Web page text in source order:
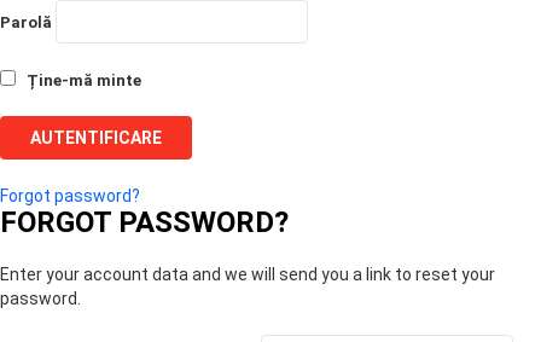
Parolă
Ține-mă minte
Forgot password?
FORGOT PASSWORD?
Enter your account data and we will send you a link to reset your
password.